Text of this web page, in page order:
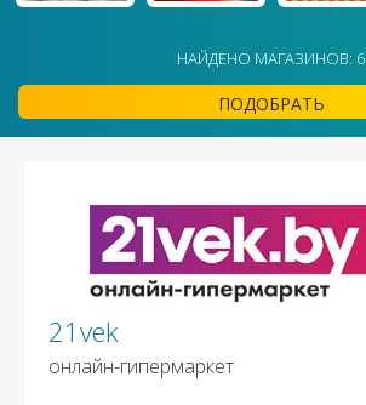
НАЙДЕНО МАГАЗИНОВ: 6
ПОДОБРАТЬ
21vek
онлайн-гипермаркет